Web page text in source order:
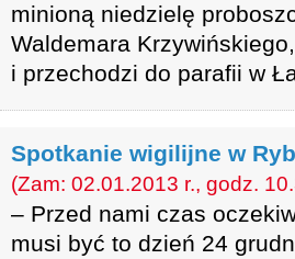
minioną niedzielę
Waldemara
i przechodzi do parafii w
Spotkanie wigilijne w
(Zam: 02.01.2013 r., godz.
– Przed nami czas
musi być to dzień 24